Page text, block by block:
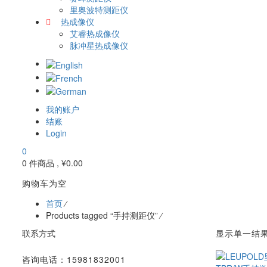
里奥波特测距仪
热成像仪
艾睿热成像仪
脉冲星热成像仪
我的账户
结账
Login
0
0 件商品 , ¥0.00
购物车为空
首页⁄
Products tagged “手持测距仪”⁄
联系方式
咨询电话：15981832001
显示单一结